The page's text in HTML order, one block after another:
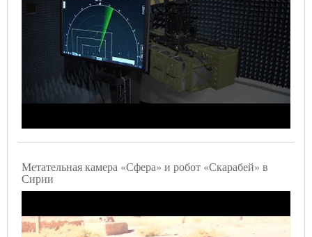
Метательная камера «Сфера» и робот «Скарабей» в
Сирии